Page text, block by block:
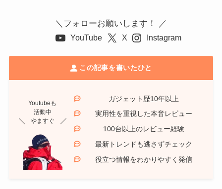
＼フォローお願いします！ ／
YouTube X Instagram
この記事を書いたひと
ガジェット歴10年以上
実用性を重視した本音レビュー
100台以上のレビュー経験
最新トレンドも逃さずチェック
役立つ情報をわかりやすく発信
Youtubeも
活動中
やますぐ